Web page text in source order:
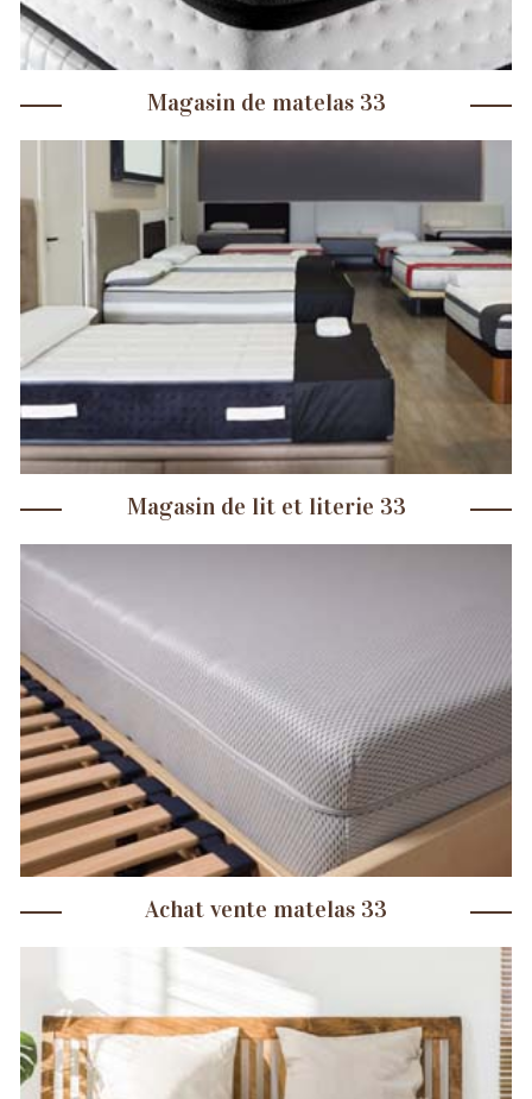
Magasin de matelas 33
Magasin de lit et literie 33
Achat vente matelas 33